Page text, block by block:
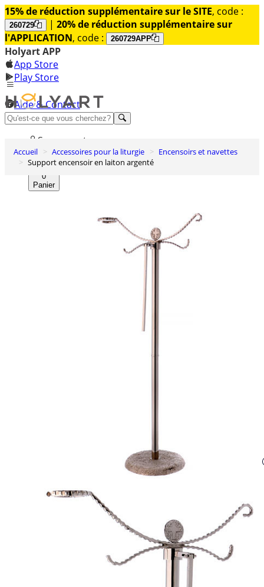
15% de réduction supplémentaire sur le SITE, code :
260729 | 20% de réduction supplémentaire sur
l'APPLICATION, code : 260729APP
Holyart APP
App Store
Play Store
Aide & Contact
Découvrez Premium
Se connecter
Liste des envies
0
Panier
Accueil Accessoires pour la liturgie
Encensoirs et navettes
Support encensoir en laiton argenté